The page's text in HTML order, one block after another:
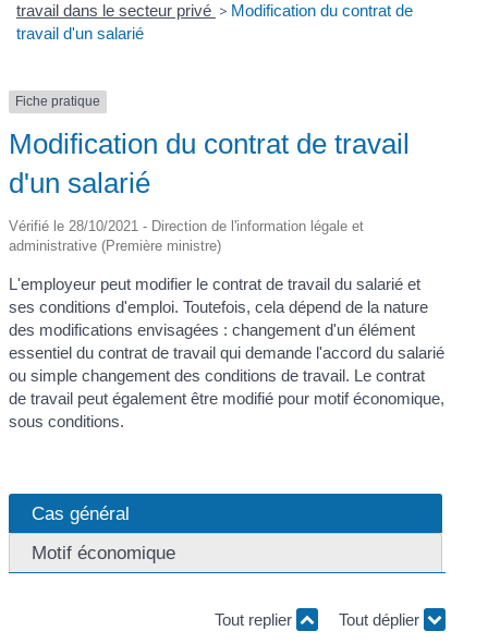
travail dans le secteur privé > Modification du contrat de
travail d'un salarié
Fiche pratique
Modification du contrat de travail
d'un salarié
Vérifié le 28/10/2021 - Direction de l'information légale et
administrative (Première ministre)
L'employeur peut modifier le contrat de travail du salarié et
ses conditions d'emploi. Toutefois, cela dépend de la nature
des modifications envisagées : changement d'un élément
essentiel du contrat de travail qui demande l'accord du salarié
ou simple changement des conditions de travail. Le contrat
de travail peut également être modifié pour motif économique,
sous conditions.
Cas général
Motif économique
Tout replier Tout déplier